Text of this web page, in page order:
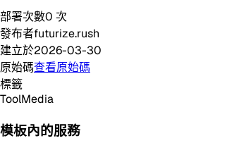
部署次數0 次
發布者futurize.rush
建立於2026-03-30
原始碼查看原始碼
標籤
ToolMedia
模板內的服務